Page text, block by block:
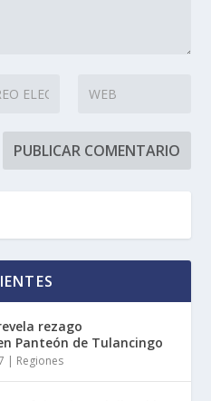
rezago
Panteón de Tulancingo
| Regiones